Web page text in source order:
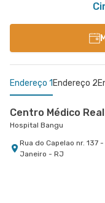
Endereço 1 Endereço 2
Centro Médico
Hospital Bangu
Rua do Capelao nr. 137
Janeiro - RJ
Rua Soares Caldeira nr.
Rua Olinda Ellis nr. 73 -